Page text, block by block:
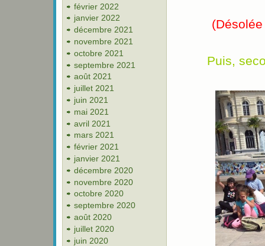
février 2022
janvier 2022
décembre 2021
novembre 2021
octobre 2021
septembre 2021
août 2021
juillet 2021
juin 2021
mai 2021
avril 2021
mars 2021
février 2021
janvier 2021
décembre 2020
novembre 2020
octobre 2020
septembre 2020
août 2020
juillet 2020
juin 2020
Puis,